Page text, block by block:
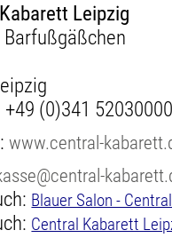
Leipzig
Barfußgäßchen
+49 (0)341 52030000
www.central-
Blauer Salon -
Central Kabarett